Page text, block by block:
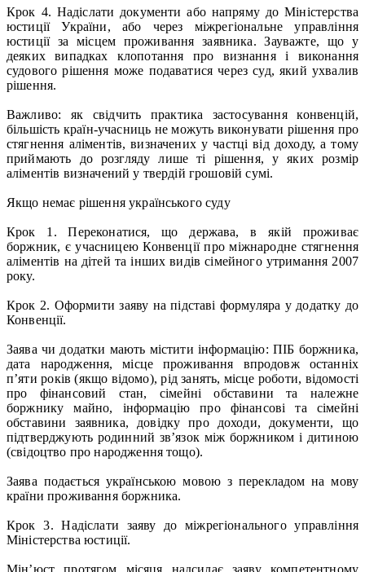
Крок 4. Надіслати документи або напряму до Міністерства
юстиції України, або через міжрегіональне управління
юстиції за місцем проживання заявника. Зауважте, що у
деяких випадках клопотання про визнання і виконання
судового рішення може подаватися через суд, який ухвалив
рішення.
Важливо: як свідчить практика застосування конвенцій,
більшість країн-учасниць не можуть виконувати рішення про
стягнення аліментів, визначених у частці від доходу, а тому
приймають до розгляду лише ті рішення, у яких розмір
аліментів визначений у твердій грошовій сумі.
Якщо немає рішення українського суду
Крок 1. Переконатися, що держава, в якій проживає
боржник, є учасницею Конвенції про міжнародне стягнення
аліментів на дітей та інших видів сімейного утримання 2007
року.
Крок 2. Оформити заяву на підставі формуляра у додатку до
Конвенції.
Заява чи додатки мають містити інформацію: ПІБ боржника,
дата народження, місце проживання впродовж останніх
п’яти років (якщо відомо), рід занять, місце роботи, відомості
про фінансовий стан, сімейні обставини та належне
боржнику майно, інформацію про фінансові та сімейні
обставини заявника, довідку про доходи, документи, що
підтверджують родинний зв’язок між боржником і дитиною
(свідоцтво про народження тощо).
Заява подається українською мовою з перекладом на мову
країни проживання боржника.
Крок 3. Надіслати заяву до міжрегіонального управління
Міністерства юстиції.
Мін’юст протягом місяця надсилає заяву компетентному